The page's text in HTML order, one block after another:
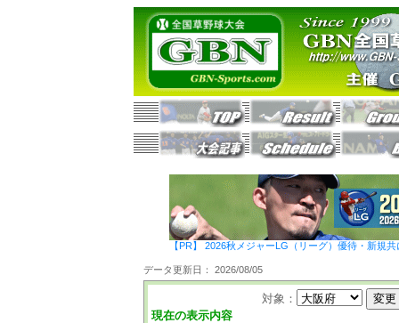
【PR】 2026秋メジャーLG（リーグ）優待・新規
データ更新日： 2026/08/05
現在の表示内容
対象：